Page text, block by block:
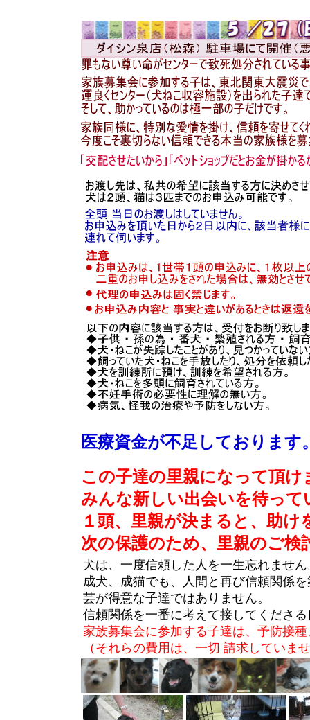
医療資金が不足しておりま
この子達の里親になって頂け
みんな新しい出会いを待って
１頭、里親が決まると、助
次の保護のため、里親のご検
犬は、一度信頼した人を一生忘れません
成犬、成猫でも、人間と再び信頼関係
芸が得意な子達ではありません。
信頼関係を一番に考えて接してくださ
家族募集会に参加する子達は、予防接
（それらの費用は、一切 請求していま